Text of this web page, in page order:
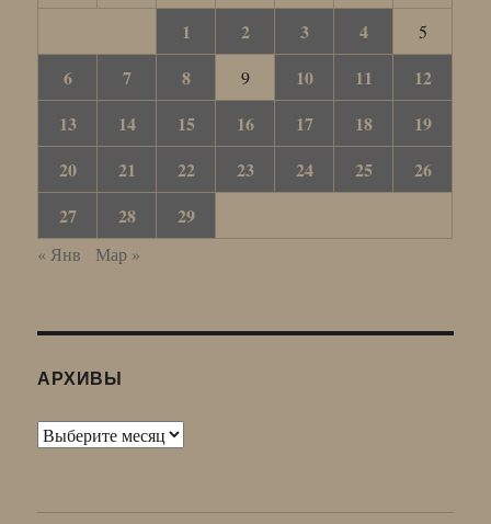
1
2 3 4 5
6 7 8 9 10 11
12
13
14 15 16 17 18
19
20
21 22 23 24 25
26
27
28 29
« Янв Мар »
АРХИВЫ
Архивы